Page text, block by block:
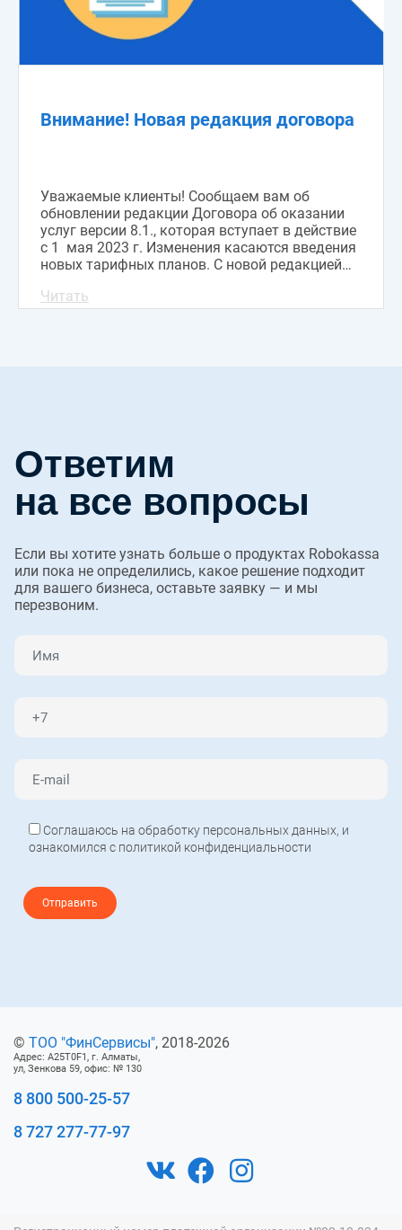
Внимание! Новая редакция договора
Уважаемые клиенты! Сообщаем вам об
обновлении редакции Договора об оказании
услуг версии 8.1., которая вступает в действие
с 1 мая 2023 г. Изменения касаются введения
новых тарифных планов. С новой редакцией
Читать
Ответим
на все вопросы
Если вы хотите узнать больше о продуктах Robokassa
или пока не определились, какое решение подходит
для вашего бизнеса, оставьте заявку — и мы
перезвоним.
Соглашаюсь на обработку персональных данных, и
ознакомился с политикой конфиденциальности
© ТОО "ФинCeрвисы", 2018-2026
Адрес: A25T0F1, г. Алматы,
ул, Зенкова 59, офис: № 130
8 800 500-25-57
8 727 277-77-97